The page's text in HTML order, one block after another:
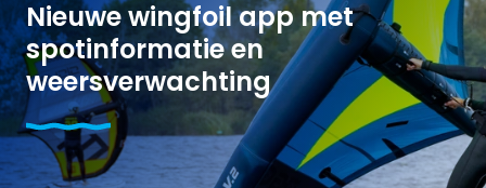
Nieuwe wingfoil app met
spotinformatie en
weersverwachting